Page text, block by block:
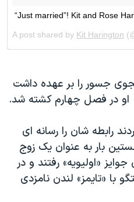
جسور را بر عهده داشت
در فصل چهارم کشته شد.
رابطه شان را رسانه ای
برای نخستین بار به عنوان یک زوج
«اولیویه» رفتند و در
سال ۲۰۱۷ در گفتگو با «تایمز» لندن نامزدی